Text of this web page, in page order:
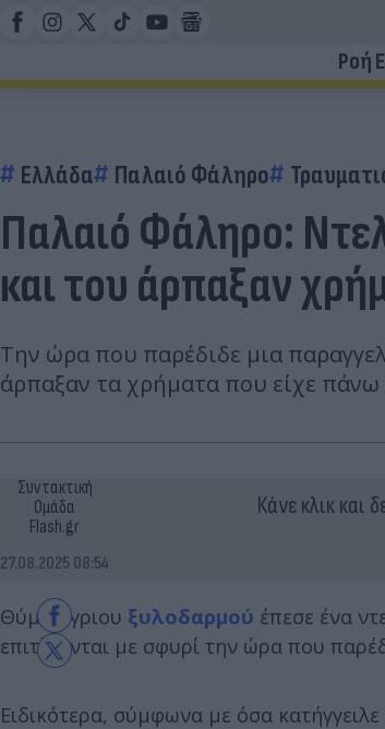
Ροή
Ελλάδα Παλαιό Φάληρο
Παλαιό Φάληρο:
και του άρπαξαν
Την ώρα που παρέδιδε μια
άρπαξαν τα χρήματα που είχε πάνω
Συντακτική
Ομάδα
Flash.gr
27.08.2025 08:54
Κάνε κλικ και
Θύμα άγριου ξυλοδαρμού έπεσε ένα
επιτίθονται με σφυρί την ώρα που
Ειδικότερα, σύμφωνα με όσα